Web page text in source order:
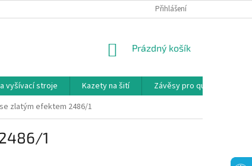
REKLAMAČNÍ PODMÍNKY
Přihlášení
NÁKUPNÍ
Prázdný košík
vyšívací stroje Kazety na šití Závěsy pro quilty
zlatým efektem 2486/1
1